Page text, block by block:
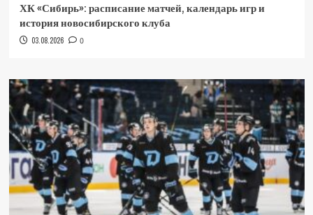
ХК «Сибирь»: расписание матчей, календарь игр и
история новосибирского клуба
03.08.2026 0